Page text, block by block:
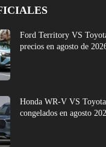
Ford Territory VS
precios en agosto de
Honda WR-V VS
congelados en agosto